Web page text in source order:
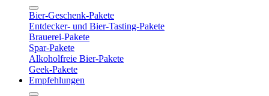
Bier-Geschenk-Pakete
Entdecker- und Bier-Tasting-Pakete
Brauerei-Pakete
Spar-Pakete
Alkoholfreie Bier-Pakete
Geek-Pakete
Empfehlungen